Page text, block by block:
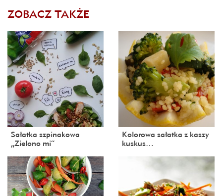
ZOBACZ TAKŻE
Sałatka szpinakowa
„Zielono mi”
Kolorowa sałatka z kaszy
kuskus…